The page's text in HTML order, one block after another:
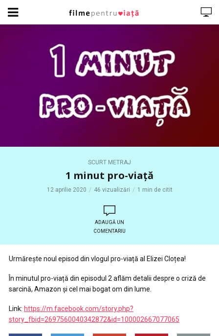
SCURT METRAJ
1 minut pro-viață
12 aprilie 2020 46 vizualizări 1 min de citit
ADAUGĂ UN
COMENTARIU
Urmărește noul episod din vlogul pro-viață al Elizei Cloțea!
În minutul pro-viață din episodul 2 aflăm detalii despre o criză de
sarcină, Amazon și cel mai bogat om din lume.
Link: https://m.facebook.com/story.php?
story_fbid=2697560040342872&id=100002667077065